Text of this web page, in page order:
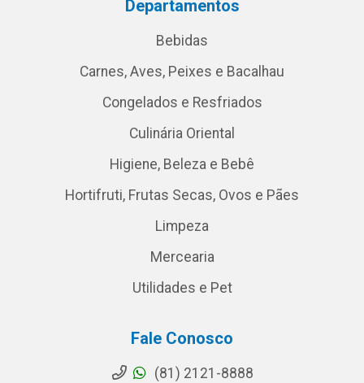
Departamentos
Bebidas
Carnes, Aves, Peixes e Bacalhau
Congelados e Resfriados
Culinária Oriental
Higiene, Beleza e Bebê
Hortifruti, Frutas Secas, Ovos e Pães
Limpeza
Mercearia
Utilidades e Pet
Fale Conosco
(81) 2121-8888